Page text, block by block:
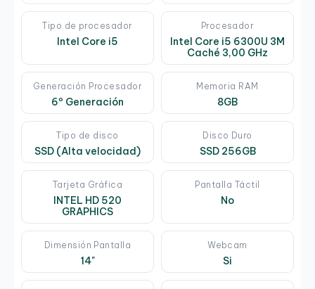
Tipo de procesador
Intel Core i5
Procesador
Intel Core i5 6300U 3M
Caché 3,00 GHz
Generación Procesador
6º Generación
Memoria RAM
8GB
Tipo de disco
SSD (Alta velocidad)
Disco Duro
SSD 256GB
Tarjeta Gráfica
INTEL HD 520
GRAPHICS
Pantalla Táctil
No
Dimensión Pantalla
14"
Webcam
Si